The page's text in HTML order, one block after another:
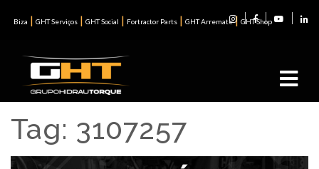
Biza | GHT Serviços | GHT Social | Fortractor Parts | GHT Arremate| GHT Shop
Tag: 3107257